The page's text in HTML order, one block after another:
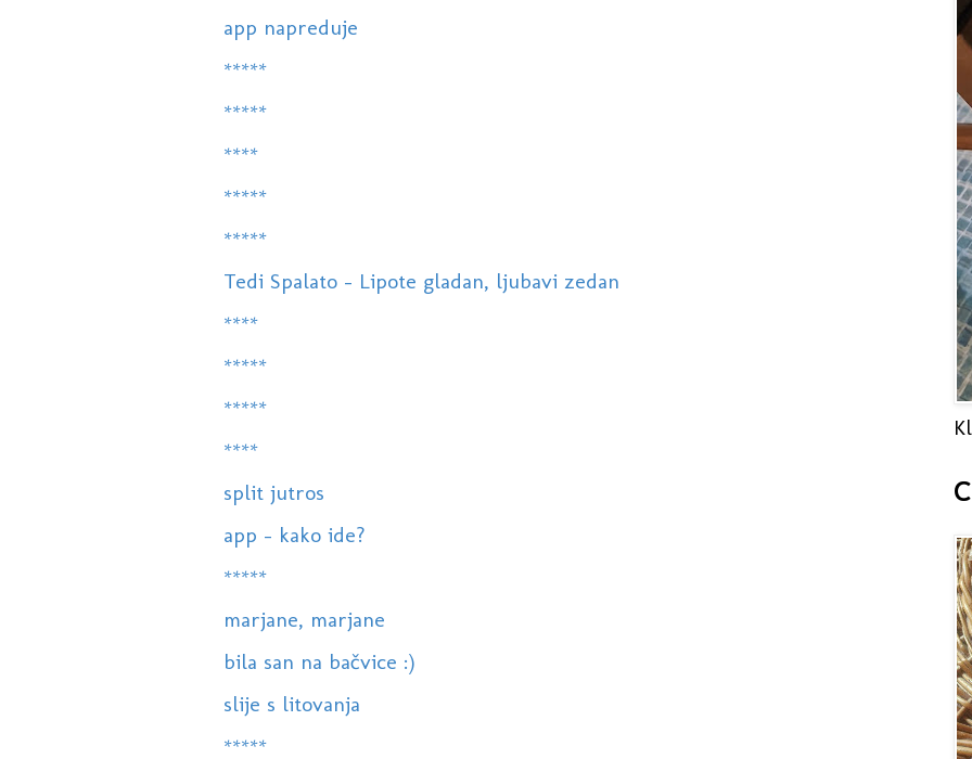
app napreduje
*****
*****
****
*****
*****
Tedi Spalato - Lipote gladan, ljubavi zedan
****
*****
*****
****
split jutros
app - kako ide?
*****
marjane, marjane
bila san na bačvice :)
slije s litovanja
*****